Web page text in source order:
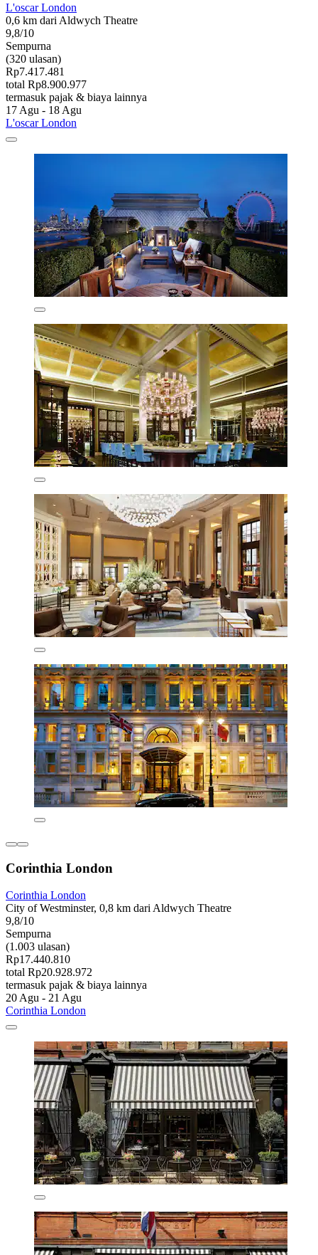
L'oscar London
0,6 km dari Aldwych Theatre
9,8/10
Sempurna
(320 ulasan)
Rp7.417.481
total Rp8.900.977
termasuk pajak & biaya lainnya
17 Agu - 18 Agu
L'oscar London
Corinthia London
Corinthia London
City of Westminster, 0,8 km dari Aldwych Theatre
9,8/10
Sempurna
(1.003 ulasan)
Rp17.440.810
total Rp20.928.972
termasuk pajak & biaya lainnya
20 Agu - 21 Agu
Corinthia London